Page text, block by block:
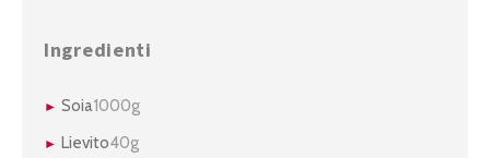
Ingredienti
Soia1000g
Lievito40g